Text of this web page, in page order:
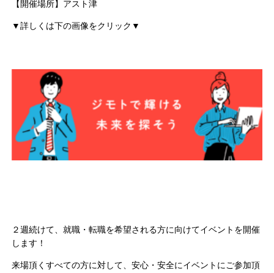
【開催場所】アスト津
▼詳しくは下の画像をクリック▼
２週続けて、就職・転職を希望される方に向けてイベントを開催
します！
来場頂くすべての方に対して、安心・安全にイベントにご参加頂